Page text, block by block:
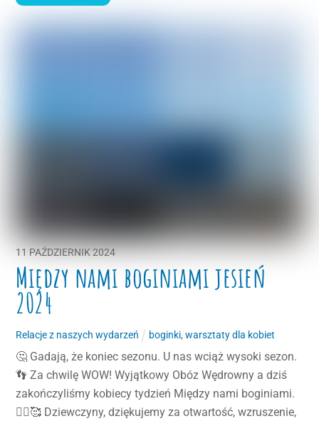
11 PAŹDZIERNIK2024
Między nami boginiami jesień
2024
Relacje z naszych wydarzeń boginki, warsztaty dla kobiet
🤔 Gadają, że koniec sezonu. U nas wciąż wysoki sezon.
👣 Za chwilę WOW! Wyjątkowy Obóz Wędrowny a dziś
zakończyliśmy kobiecy tydzień Między nami boginiami.
🧚‍♀️🥰 Dziewczyny, dziękujemy za otwartość, wzruszenie,